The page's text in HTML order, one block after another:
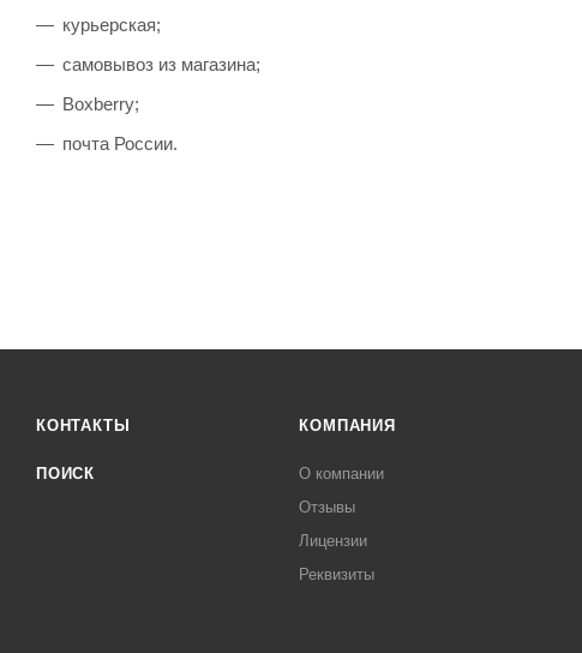
курьерская;
самовывоз из магазина;
Boxberry;
почта России.
КОНТАКТЫ
ПОИСК
КОМПАНИЯ
О компании
Отзывы
Лицензии
Реквизиты